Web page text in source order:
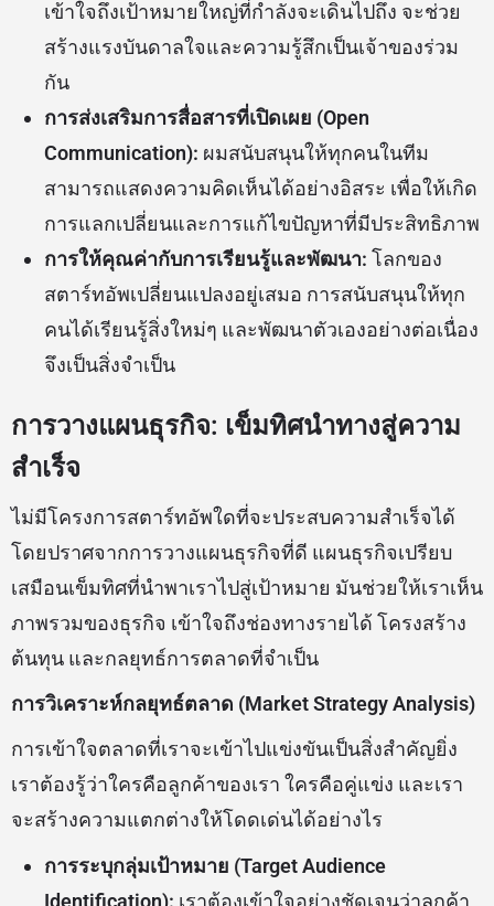
เข้าใจถึงเป้าหมายใหญ่ที่กำลังจะเดินไปถึง จะช่วย
สร้างแรงบันดาลใจและความรู้สึกเป็นเจ้าของร่วม
กัน
การส่งเสริมการสื่อสารที่เปิดเผย (Open
Communication): ผมสนับสนุนให้ทุกคนในทีม
สามารถแสดงความคิดเห็นได้อย่างอิสระ เพื่อให้เกิด
การแลกเปลี่ยนและการแก้ไขปัญหาที่มีประสิทธิภาพ
การให้คุณค่ากับการเรียนรู้และพัฒนา: โลกของ
สตาร์ทอัพเปลี่ยนแปลงอยู่เสมอ การสนับสนุนให้ทุก
คนได้เรียนรู้สิ่งใหม่ๆ และพัฒนาตัวเองอย่างต่อเนื่อง
จึงเป็นสิ่งจำเป็น
การวางแผนธุรกิจ: เข็มทิศนำทางสู่ความ
สำเร็จ
ไม่มีโครงการสตาร์ทอัพใดที่จะประสบความสำเร็จได้
โดยปราศจากการวางแผนธุรกิจที่ดี แผนธุรกิจเปรียบ
เสมือนเข็มทิศที่นำพาเราไปสู่เป้าหมาย มันช่วยให้เราเห็น
ภาพรวมของธุรกิจ เข้าใจถึงช่องทางรายได้ โครงสร้าง
ต้นทุน และกลยุทธ์การตลาดที่จำเป็น
การวิเคราะห์กลยุทธ์ตลาด (Market Strategy Analysis)
การเข้าใจตลาดที่เราจะเข้าไปแข่งขันเป็นสิ่งสำคัญยิ่ง
เราต้องรู้ว่าใครคือลูกค้าของเรา ใครคือคู่แข่ง และเรา
จะสร้างความแตกต่างให้โดดเด่นได้อย่างไร
การระบุกลุ่มเป้าหมาย (Target Audience
Identification): เราต้องเข้าใจอย่างชัดเจนว่าลูกค้า